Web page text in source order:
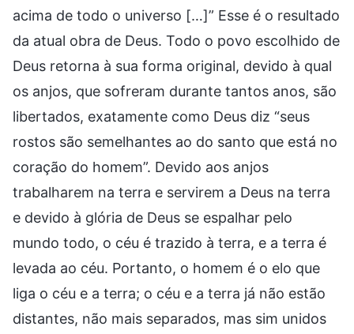
acima de todo o universo […]” Esse é o resultado
da atual obra de Deus. Todo o povo escolhido de
Deus retorna à sua forma original, devido à qual
os anjos, que sofreram durante tantos anos, são
libertados, exatamente como Deus diz “seus
rostos são semelhantes ao do santo que está no
coração do homem”. Devido aos anjos
trabalharem na terra e servirem a Deus na terra
e devido à glória de Deus se espalhar pelo
mundo todo, o céu é trazido à terra, e a terra é
levada ao céu. Portanto, o homem é o elo que
liga o céu e a terra; o céu e a terra já não estão
distantes, não mais separados, mas sim unidos